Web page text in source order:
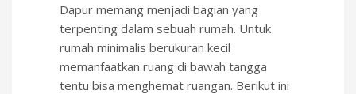
Dapur memang menjadi bagian yang
terpenting dalam sebuah rumah. Untuk
rumah minimalis berukuran kecil
memanfaatkan ruang di bawah tangga
tentu bisa menghemat ruangan. Berikut ini